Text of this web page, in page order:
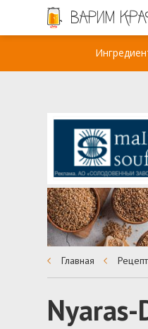
Главная